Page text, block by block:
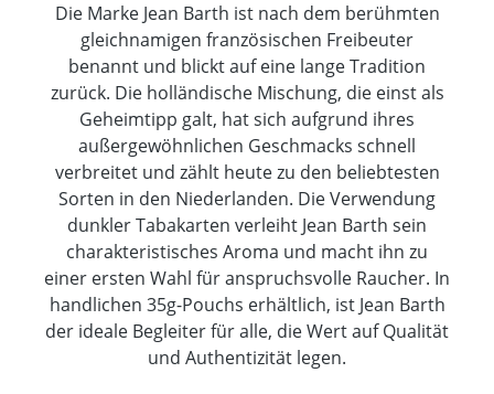
Die Marke Jean Barth ist nach dem berühmten
gleichnamigen französischen Freibeuter
benannt und blickt auf eine lange Tradition
zurück. Die holländische Mischung, die einst als
Geheimtipp galt, hat sich aufgrund ihres
außergewöhnlichen Geschmacks schnell
verbreitet und zählt heute zu den beliebtesten
Sorten in den Niederlanden. Die Verwendung
dunkler Tabakarten verleiht Jean Barth sein
charakteristisches Aroma und macht ihn zu
einer ersten Wahl für anspruchsvolle Raucher. In
handlichen 35g-Pouchs erhältlich, ist Jean Barth
der ideale Begleiter für alle, die Wert auf Qualität
und Authentizität legen.